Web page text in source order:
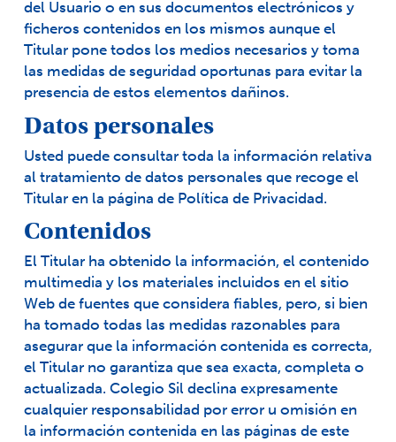
del Usuario o en sus documentos electrónicos y
ficheros contenidos en los mismos aunque el
Titular pone todos los medios necesarios y toma
las medidas de seguridad oportunas para evitar la
presencia de estos elementos dañinos.
Datos personales
Usted puede consultar toda la información relativa
al tratamiento de datos personales que recoge el
Titular en la página de Política de Privacidad.
Contenidos
El Titular ha obtenido la información, el contenido
multimedia y los materiales incluidos en el sitio
Web de fuentes que considera fiables, pero, si bien
ha tomado todas las medidas razonables para
asegurar que la información contenida es correcta,
el Titular no garantiza que sea exacta, completa o
actualizada. Colegio Sil declina expresamente
cualquier responsabilidad por error u omisión en
la información contenida en las páginas de este